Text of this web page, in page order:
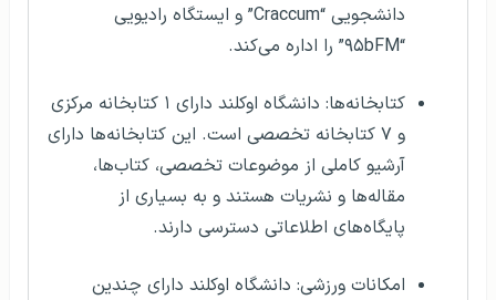
دانشجویی “Craccum” و ایستگاه رادیویی
“۹۵bFM” را اداره می‌کند.
کتابخانه‌‌ها: دانشگاه اوکلند دارای ۱ کتابخانه مرکزی
و ۷ کتابخانه تخصصی است. این کتابخانه‌ها دارای
آرشیو کاملی از موضوعات تخصصی، کتاب‌ها،
مقاله‌ها و نشریات هستند و به بسیاری از
پایگاه‌های اطلاعاتی دسترسی دارند.
امکانات ورزشی: دانشگاه اوکلند دارای چندین